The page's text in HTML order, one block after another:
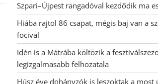
Szpari–Újpest rangadóval kezdődik ma
Hiába rajtol 86 csapat, mégis baj van a
focival
Idén is a Mátrába költözik a
legizgalmasabb felhozatala
Húsz éve dohányzók is leszoktak a